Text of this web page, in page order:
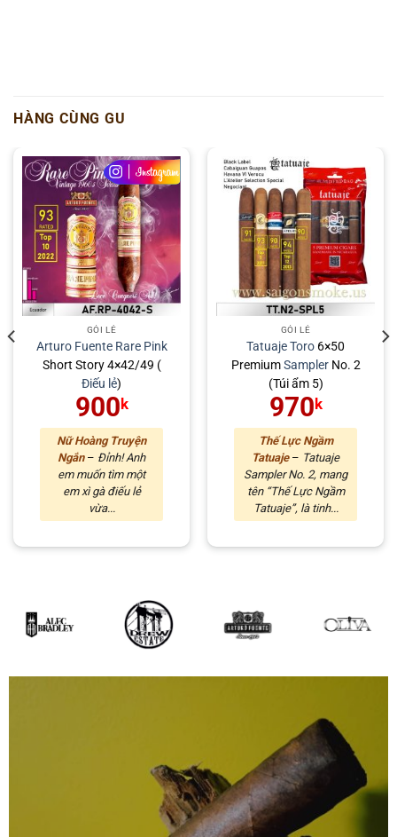
HÀNG CÙNG GU
GÓI LẺ
Arturo Fuente Rare Pink
Short Story 4×42/49 (
Điếu lẻ)
900 k
Nữ Hoàng Truyện
Ngắn– Đỉnh! Anh
em muốn tìm một
em xì gà điếu lẻ
vừa...
GÓI LẺ
TatuajeToro 6×50
PremiumSamplerNo. 2
(Túi ẩm 5)
970 k
Thế Lực Ngầm
Tatuaje– Tatuaje
Sampler No. 2, mang
tên “Thế Lực Ngầm
Tatuaje”, là tinh...